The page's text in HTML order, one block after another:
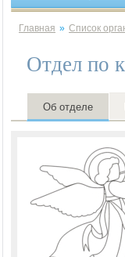
Главная » Список
Отдел по
Об отделе